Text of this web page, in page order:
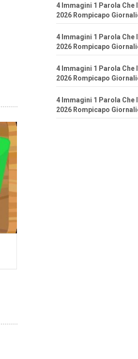
4 Immagini 1 Parola Che
2026 Rompicapo
4 Immagini 1 Parola Che
2026 Rompicapo
4 Immagini 1 Parola Che
2026 Rompicapo
4 Immagini 1 Parola Che
2026 Rompicapo